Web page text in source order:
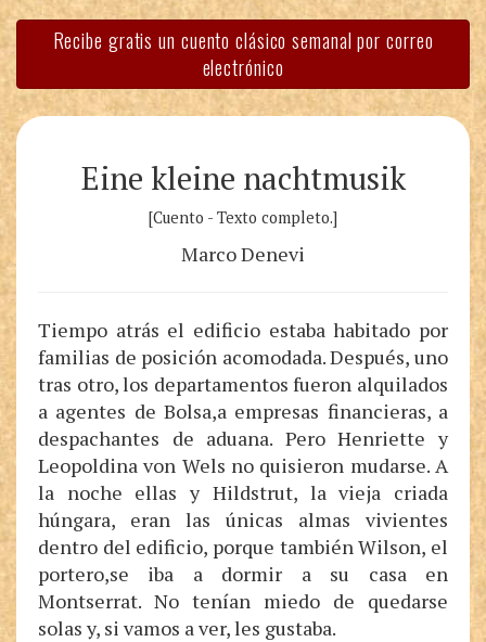
Recibe gratis un cuento clásico semanal por correo
electrónico
Eine kleine nachtmusik
[Cuento - Texto completo.]
Marco Denevi
Tiempo atrás el edificio estaba habitado por
familias de posición acomodada. Después, uno
tras otro, los departamentos fueron alquilados
a agentes de Bolsa,a empresas financieras, a
despachantes de aduana. Pero Henriette y
Leopoldina von Wels no quisieron mudarse. A
la noche ellas y Hildstrut, la vieja criada
húngara, eran las únicas almas vivientes
dentro del edificio, porque también Wilson, el
portero,se iba a dormir a su casa en
Montserrat. No tenían miedo de quedarse
solas y, si vamos a ver, les gustaba.